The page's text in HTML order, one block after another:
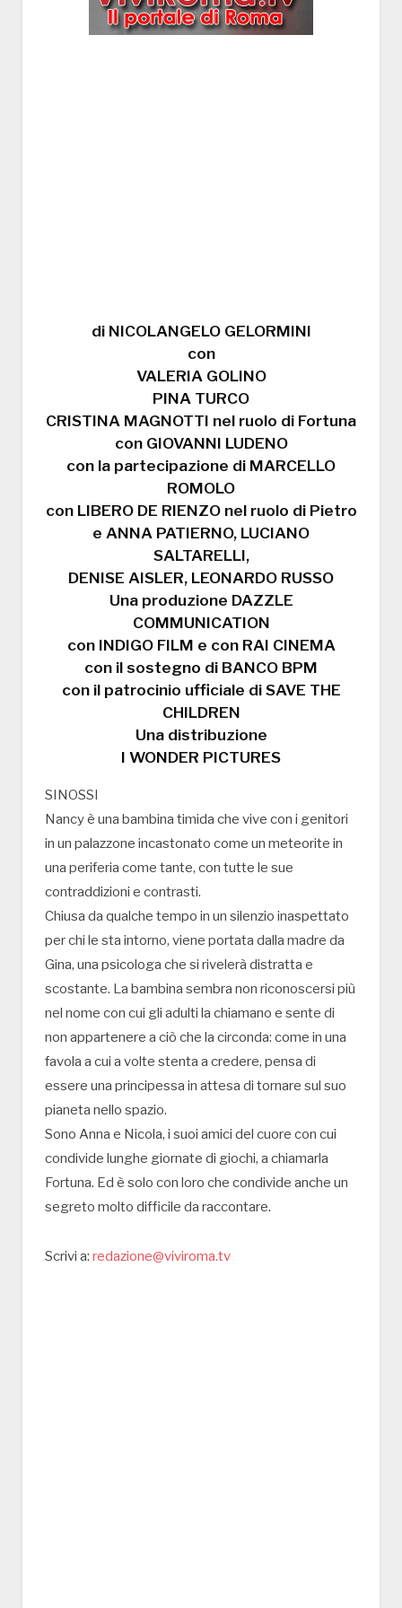
di NICOLANGELO GELORMINI
con
VALERIA GOLINO
PINA TURCO
CRISTINA MAGNOTTI nel ruolo di Fortuna
con GIOVANNI LUDENO
con la partecipazione di MARCELLO
ROMOLO
con LIBERO DE RIENZO nel ruolo di Pietro
e ANNA PATIERNO, LUCIANO
SALTARELLI,
DENISE AISLER, LEONARDO RUSSO
Una produzione DAZZLE
COMMUNICATION
con INDIGO FILM e con RAI CINEMA
con il sostegno di BANCO BPM
con il patrocinio ufficiale di SAVE THE
CHILDREN
Una distribuzione
I WONDER PICTURES
SINOSSI
Nancy è una bambina timida che vive con i genitori
in un palazzone incastonato come un meteorite in
una periferia come tante, con tutte le sue
contraddizioni e contrasti.
Chiusa da qualche tempo in un silenzio inaspettato
per chi le sta intorno, viene portata dalla madre da
Gina, una psicologa che si rivelerà distratta e
scostante. La bambina sembra non riconoscersi più
nel nome con cui gli adulti la chiamano e sente di
non appartenere a ciò che la circonda: come in una
favola a cui a volte stenta a credere, pensa di
essere una principessa in attesa di tornare sul suo
pianeta nello spazio.
Sono Anna e Nicola, i suoi amici del cuore con cui
condivide lunghe giornate di giochi, a chiamarla
Fortuna. Ed è solo con loro che condivide anche un
segreto molto difficile da raccontare.
Scrivi a: redazione@viviroma.tv